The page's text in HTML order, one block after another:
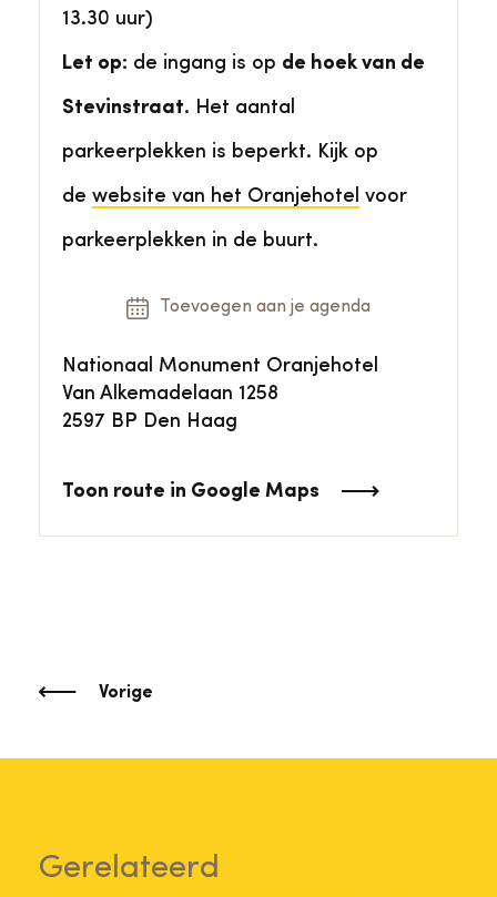
13.30 uur)
Let op: de ingang is op de hoek van de
Stevinstraat. Het aantal
parkeerplekken is beperkt. Kijk op
de website van het Oranjehotel voor
parkeerplekken in de buurt.
Toevoegen aan je agenda
Nationaal Monument Oranjehotel
Van Alkemadelaan 1258
2597 BP Den Haag
Toon route in Google Maps
Vorige
Gerelateerd